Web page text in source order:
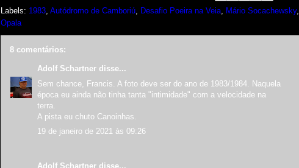
Labels: 1983, Autódromo de Camboriú, Desafio Poeira na Veia, Mário Socachewsky,
Opala
8 comentários:
Adolf Schartner disse...
Sem chance, Francis. A foto deve ser do ano de 1983/1984. Naquela
época eu ainda não tinha tanta "intimidade" com a velocidade na
terra.
A pista eu chuto Canoinhas.
19 de janeiro de 2021 às 09:26
Adolf Schartner disse...